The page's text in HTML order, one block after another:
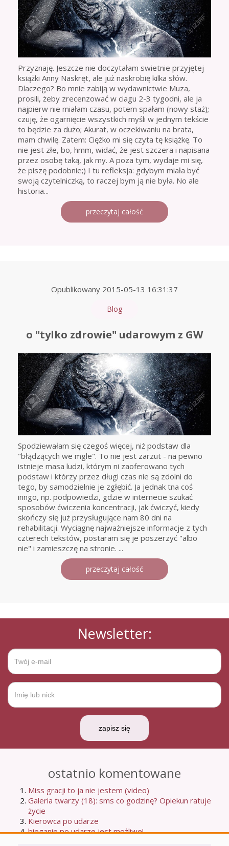
Przyznaję. Jeszcze nie doczytałam swietnie przyjętej
książki Anny Naskręt, ale już naskrobię kilka słów.
Dlaczego? Bo mnie zabiją w wydawnictwie Muza,
prosili, żeby zrecenzować w ciagu 2-3 tygodni, ale ja
najpierw nie miałam czasu, potem spałam (nowy staż);
czuję, że ogarnięcie wszystkich myśli w jednym tekście
to będzie za dużo; Akurat, w oczekiwaniu na brata,
mam chwilę. Zatem: Ciężko mi się czyta tę książkę. To
nie jest złe, bo, hmm, widać, że jest szczera i napisana
przez osobę taką, jak my. A poza tym, wydaje mi się,
że piszę podobnie;) I tu refleksja: gdybym miała być
swoją czytelniczką, to raczej bym ją nie była. No ale
historia...
przeczytaj całość
Opublikowany 2015-05-13 16:31:37
Blog
o "tylko zdrowie" udarowym z GW
Spodziewałam się czegoś więcej, niż podstaw dla
"błądzących we mgle". To nie jest zarzut - na pewno
istnieje masa ludzi, którym ni zaoferowano tych
podstaw i którzy przez długi czas nie są zdolni do
tego, by samodzielnie je zgłębić. Ja jednak tna coś
inngo, np. podpowiedzi, gdzie w internecie szukać
sposobów ćwiczenia koncentracji, jak ćwiczyć, kiedy
skończy się już przysługujące nam 80 dni na
rehabilitacji. Wyciągnę najważniejsze informacje z tych
czterech tekstów, postaram się je poszerzyć "albo
nie" i zamieszczę na stronie. ...
przeczytaj całość
Newsletter:
zapisz się
ostatnio komentowane
Miss gracji to ja nie jestem (video)
Galeria twarzy (18): sms co godzinę? Opiekun ratuje
życie
Kierowca po udarze
bieganie po udarze jest możliwe!